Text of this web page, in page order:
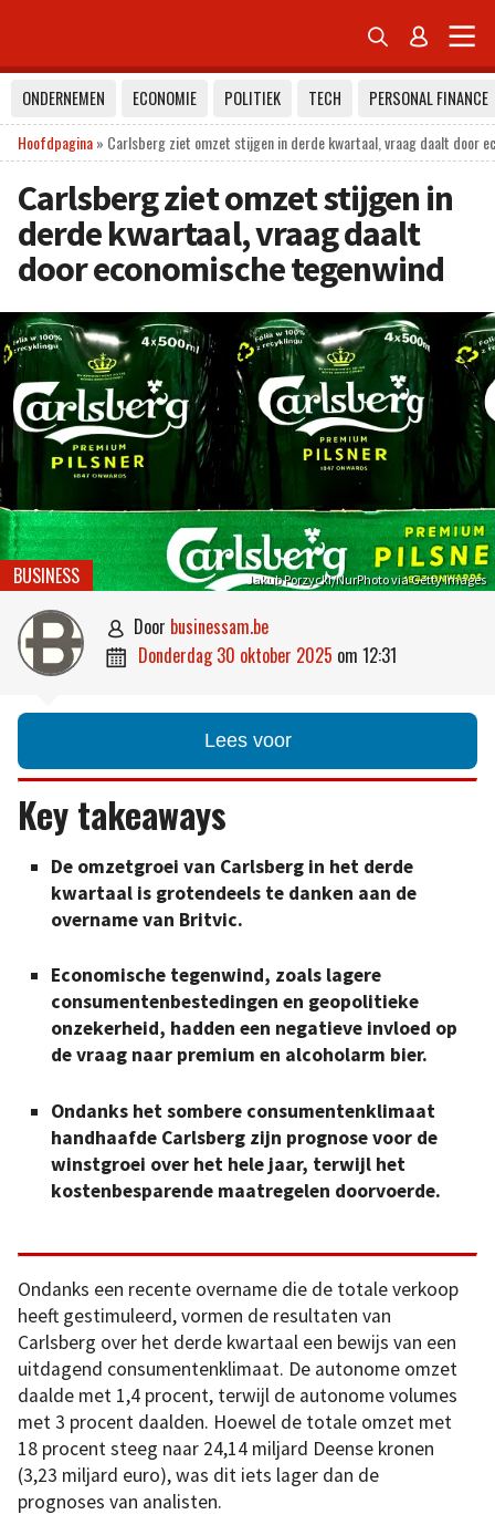
 
ONDERNEMEN ECONOMIE POLITIEK TECH
PERSONAL FINANCE
Hoofdpagina» Carlsberg ziet omzet stijgen in derde kwartaal, vraag daalt door
Carlsberg ziet omzet stijgen in
derde kwartaal, vraag daalt
door economische tegenwind
Jakub Porzycki/NurPhoto via Getty Images
BUSINESS
 door businessam.be
 donderdag 30 oktober 2025 om 12:31
Lees voor
Key takeaways
De omzetgroei van Carlsberg in het derde
kwartaal is grotendeels te danken aan de
overname van Britvic.
Economische tegenwind, zoals lagere
consumentenbestedingen en geopolitieke
onzekerheid, hadden een negatieve invloed op
de vraag naar premium en alcoholarm bier.
Ondanks het sombere consumentenklimaat
handhaafde Carlsberg zijn prognose voor de
winstgroei over het hele jaar, terwijl het
kostenbesparende maatregelen doorvoerde.
Ondanks een recente overname die de totale verkoop
heeft gestimuleerd, vormen de resultaten van
Carlsberg over het derde kwartaal een bewijs van een
uitdagend consumentenklimaat. De autonome omzet
daalde met 1,4 procent, terwijl de autonome volumes
met 3 procent daalden. Hoewel de totale omzet met
18 procent steeg naar 24,14 miljard Deense kronen
(3,23 miljard euro), was dit iets lager dan de
prognoses van analisten.